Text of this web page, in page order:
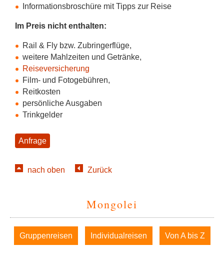
Informationsbroschüre mit Tipps zur Reise
Im Preis nicht enthalten:
Rail & Fly bzw. Zubringerflüge,
weitere Mahlzeiten und Getränke,
Reiseversicherung
Film- und Fotogebühren,
Reitkosten
persönliche Ausgaben
Trinkgelder
Anfrage
nach oben Zurück
Mongolei
Navigation
überspringen
Gruppenreisen Individualreisen Von A bis Z